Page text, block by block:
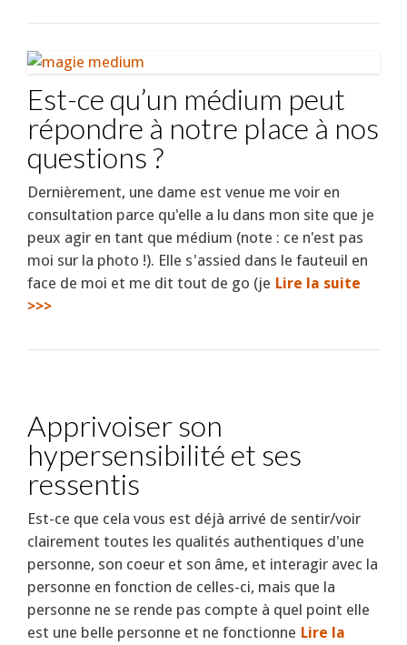
Est-ce qu’un médium peut
répondre à notre place à nos
questions ?
Dernièrement, une dame est venue me voir en
consultation parce qu'elle a lu dans mon site que je
peux agir en tant que médium (note : ce n'est pas
moi sur la photo !). Elle s'assied dans le fauteuil en
face de moi et me dit tout de go (je Lire la suite
>>>
Apprivoiser son
hypersensibilité et ses
ressentis
Est-ce que cela vous est déjà arrivé de sentir/voir
clairement toutes les qualités authentiques d'une
personne, son coeur et son âme, et interagir avec la
personne en fonction de celles-ci, mais que la
personne ne se rende pas compte à quel point elle
est une belle personne et ne fonctionne Lire la